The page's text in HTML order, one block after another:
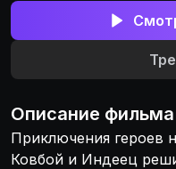
Описание фильма
Приключения героев
Ковбой и Индеец